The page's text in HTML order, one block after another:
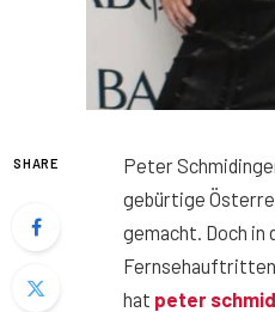
SHARE
Peter
gebürtige
gemacht. Doch in
Fernsehauftritten
hat peter